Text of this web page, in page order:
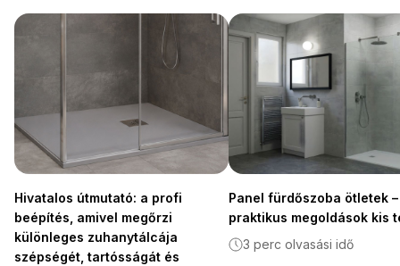
Hivatalos útmutató: a profi
beépítés, amivel megőrzi
különleges zuhanytálcája
szépségét, tartósságát és
Panel fürdőszoba ötletek –
praktikus megoldások kis
3 perc olvasási idő